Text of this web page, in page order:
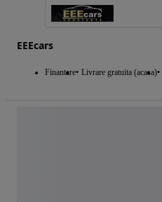
EEEcars
Finantare Livrare gratuita (acasa)